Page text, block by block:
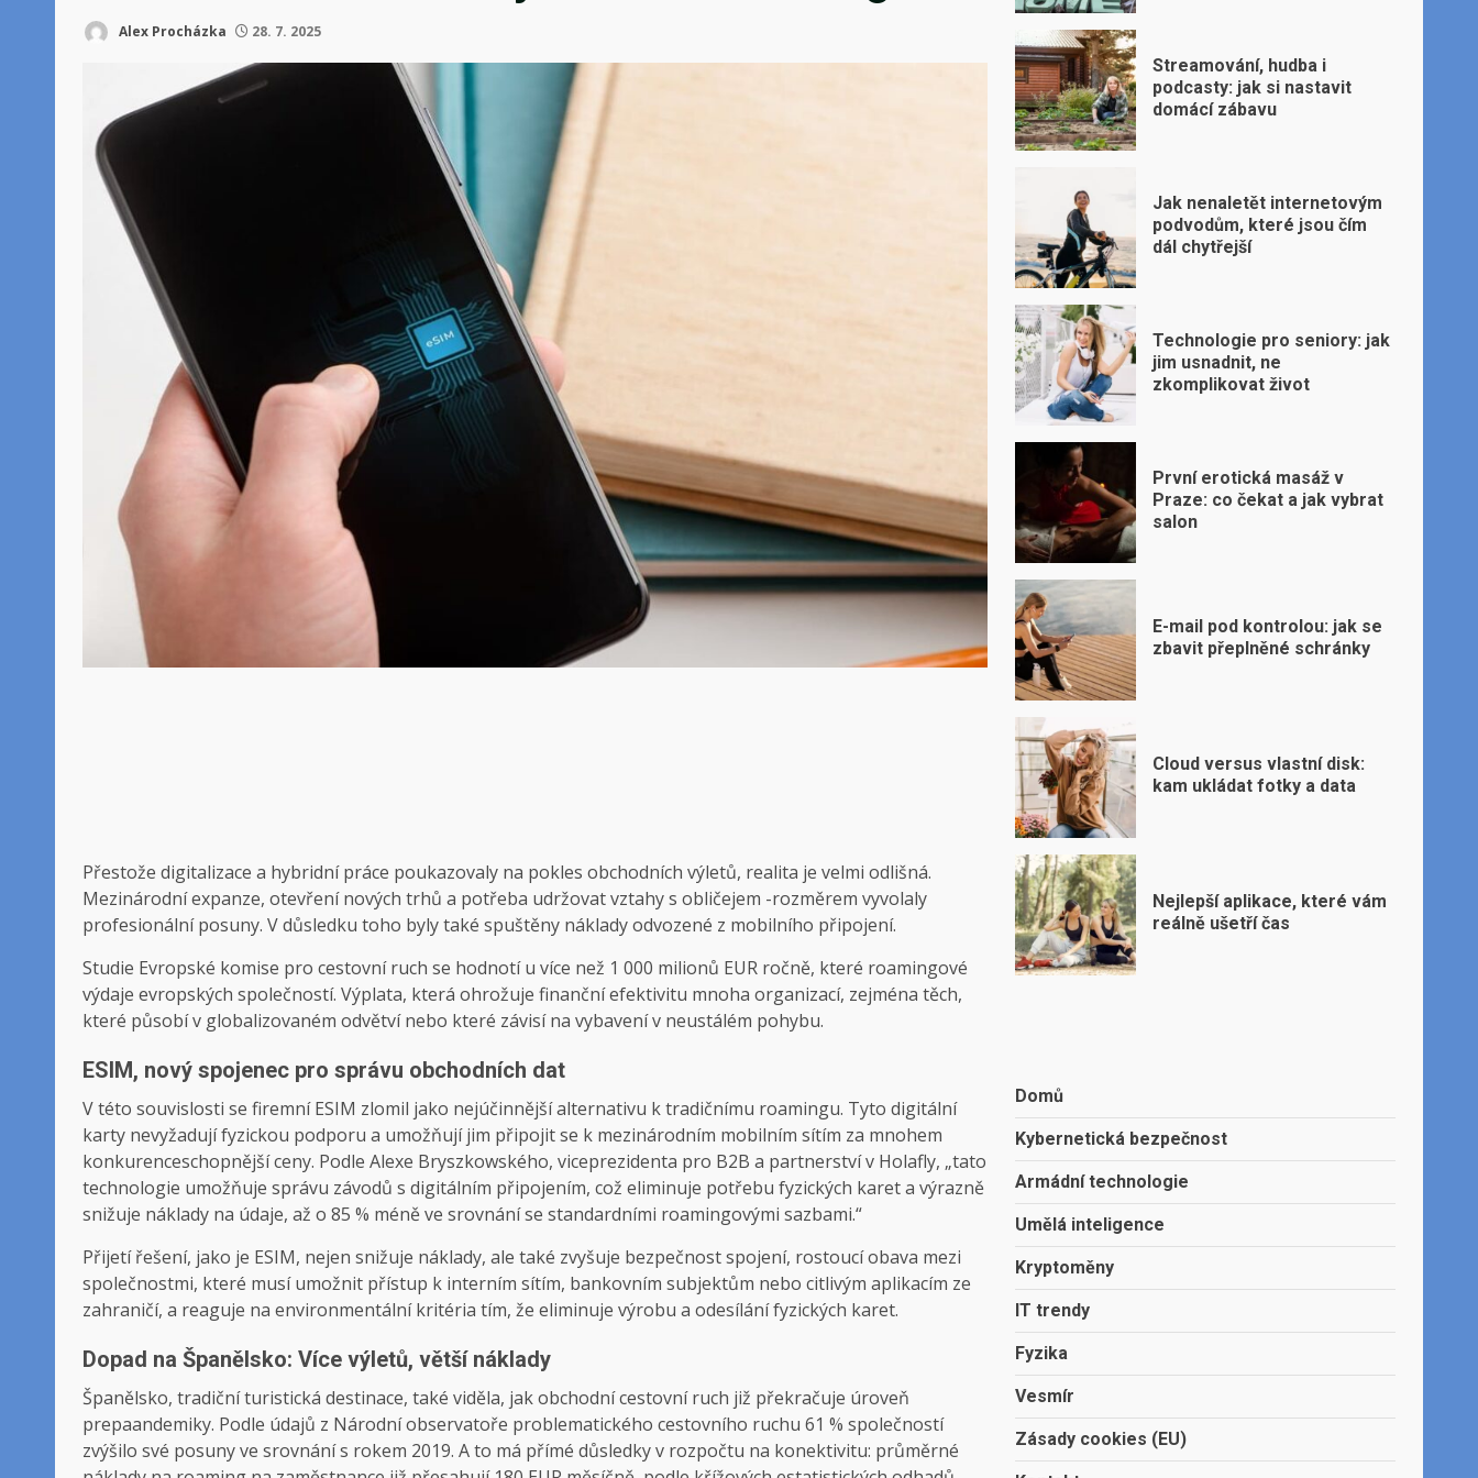
Alex Procházka 28. 7. 2025
Přestože digitalizace a hybridní práce poukazovaly na pokles obchodních výletů, realita je velmi odlišná.
Mezinárodní expanze, otevření nových trhů a potřeba udržovat vztahy s obličejem -rozměrem vyvolaly
profesionální posuny. V důsledku toho byly také spuštěny náklady odvozené z mobilního připojení.
Studie Evropské komise pro cestovní ruch se hodnotí u více než 1 000 milionů EUR ročně, které roamingové
výdaje evropských společností. Výplata, která ohrožuje finanční efektivitu mnoha organizací, zejména těch,
které působí v globalizovaném odvětví nebo které závisí na vybavení v neustálém pohybu.
ESIM, nový spojenec pro správu obchodních dat
V této souvislosti se firemní ESIM zlomil jako nejúčinnější alternativu k tradičnímu roamingu. Tyto digitální
karty nevyžadují fyzickou podporu a umožňují jim připojit se k mezinárodním mobilním sítím za mnohem
konkurenceschopnější ceny. Podle Alexe Bryszkowského, viceprezidenta pro B2B a partnerství v Holafly, „tato
technologie umožňuje správu závodů s digitálním připojením, což eliminuje potřebu fyzických karet a výrazně
snižuje náklady na údaje, až o 85 % méně ve srovnání se standardními roamingovými sazbami.“
Přijetí řešení, jako je ESIM, nejen snižuje náklady, ale také zvyšuje bezpečnost spojení, rostoucí obava mezi
společnostmi, které musí umožnit přístup k interním sítím, bankovním subjektům nebo citlivým aplikacím ze
zahraničí, a reaguje na environmentální kritéria tím, že eliminuje výrobu a odesílání fyzických karet.
Dopad na Španělsko: Více výletů, větší náklady
Španělsko, tradiční turistická destinace, také viděla, jak obchodní cestovní ruch již překračuje úroveň
prepaandemiky. Podle údajů z Národní observatoře problematického cestovního ruchu 61 % společností
zvýšilo své posuny ve srovnání s rokem 2019. A to má přímé důsledky v rozpočtu na konektivitu: průměrné
Streamování, hudba i
podcasty: jak si nastavit
domácí zábavu
Jak nenaletět internetovým
podvodům, které jsou čím
dál chytřejší
Technologie pro seniory: jak
jim usnadnit, ne
zkomplikovat život
První erotická masáž v
Praze: co čekat a jak vybrat
salon
E-mail pod kontrolou: jak se
zbavit přeplněné schránky
Cloud versus vlastní disk:
kam ukládat fotky a data
Nejlepší aplikace, které vám
reálně ušetří čas
Domů
Kybernetická bezpečnost
Armádní technologie
Umělá inteligence
Kryptoměny
IT trendy
Fyzika
Vesmír
Zásady cookies (EU)